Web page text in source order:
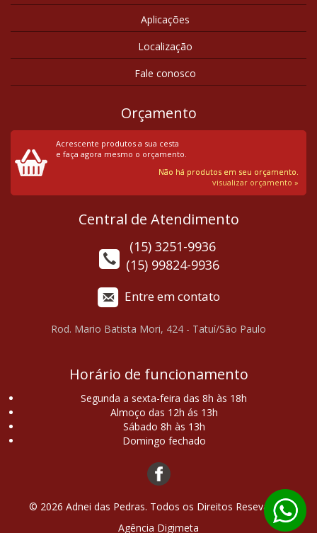
Aplicações
Localização
Fale conosco
Orçamento
Acrescente produtos a sua cesta
e faça agora mesmo o orçamento.
Não há produtos em seu orçamento.
visualizar orçamento »
Central de Atendimento
(15)3251-9936
(15)99824-9936
Entre em contato
Rod. Mario Batista Mori, 424 - Tatuí/São Paulo
Horário de funcionamento
Segunda a sexta-feira das 8h às 18h
Almoço das 12h ás 13h
Sábado 8h às 13h
Domingo fechado
© 2026 Adnei das Pedras. Todos os Direitos Resevados.
Agência Digimeta